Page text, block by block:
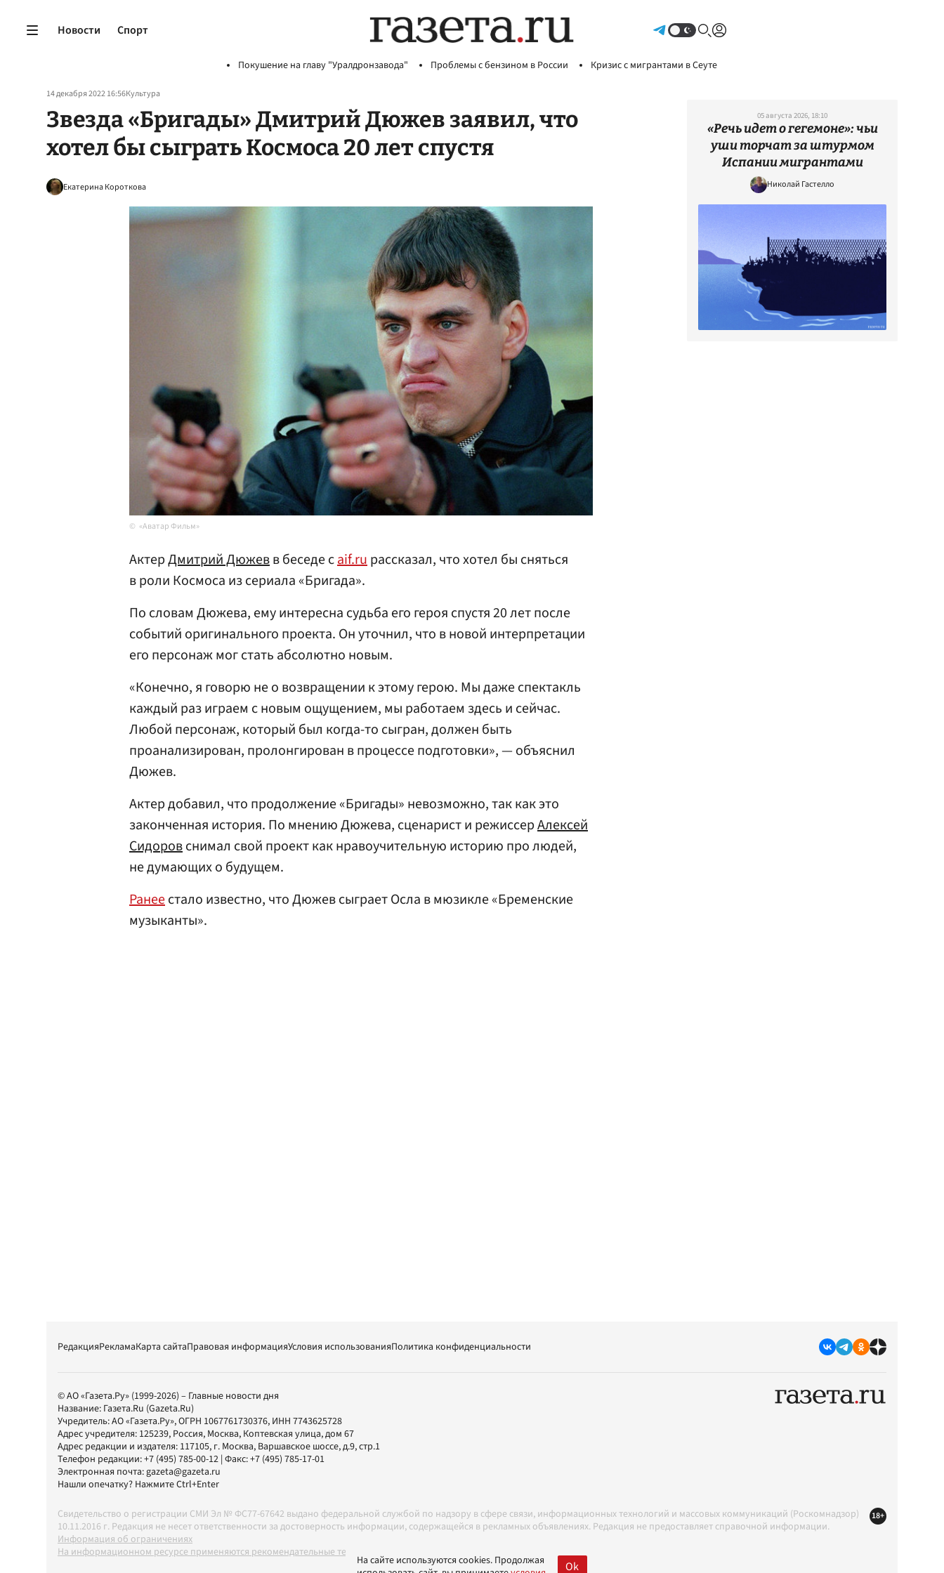
Новости Спорт
Покушение на главу "Уралдронзавода" Проблемы с бензином в России Кризис с мигрантами в Сеуте
14 декабря 2022 16:56Культура
Звезда «Бригады» Дмитрий Дюжев заявил, что
хотел бы сыграть Космоса 20 лет спустя
Екатерина Короткова
«Аватар Фильм»
АктерДмитрий Дюжевв беседе сaif.ruрассказал, что хотел бы сняться
в роли Космоса из сериала «Бригада».
По словам Дюжева, ему интересна судьба его героя спустя 20 лет после
событий оригинального проекта. Он уточнил, что в новой интерпретации
его персонаж мог стать абсолютно новым.
«Конечно, я говорю не о возвращении к этому герою. Мы даже спектакль
каждый раз играем с новым ощущением, мы работаем здесь и сейчас.
Любой персонаж, который был когда-то сыгран, должен быть
проанализирован, пролонгирован в процессе подготовки», — объяснил
Дюжев.
Актер добавил, что продолжение «Бригады» невозможно, так как это
законченная история. По мнению Дюжева, сценарист и режиссерАлексей
Сидоровснимал свой проект как нравоучительную историю про людей,
не думающих о будущем.
Ранеестало известно, что Дюжев сыграет Осла в мюзикле «Бременские
музыканты».
05 августа 2026, 18:10
«Речь идет о гегемоне»: чьи
уши торчат за штурмом
Испании мигрантами
Николай Гастелло
РедакцияРекламаКарта сайтаПравовая информацияУсловия использованияПолитика конфиденциальности
© АО «Газета.Ру» (1999-2026) – Главные новости дня
Название: Газета.Ru (Gazeta.Ru)
Учредитель:АО «Газета.Ру», ОГРН 1067761730376, ИНН 7743625728
Адрес учредителя: 125239, Россия, Москва, Коптевская улица, дом 67
Адрес редакции и издателя: 117105, г. Москва, Варшавское шоссе, д.9, стр.1
Телефон редакции:+7 (495) 785-00-12 | Факс:+7 (495) 785-17-01
Электронная почта:gazeta@gazeta.ru
Нашли опечатку? Нажмите Ctrl+Enter
Свидетельство о регистрации СМИ Эл № ФС77-67642 выдано федеральной службой по надзору в сфере связи, информационных технологий и массовых коммуникаций (Роскомнадзор)
10.11.2016 г. Редакция не несет ответственности за достоверность информации, содержащейся в рекламных объявлениях. Редакция не предоставляет справочной информации.
Информация об ограничениях
На информационном ресурсе применяются рекомендательные технологии в соответствии с Правилами
18+
На сайте используются cookies. Продолжая
Ok